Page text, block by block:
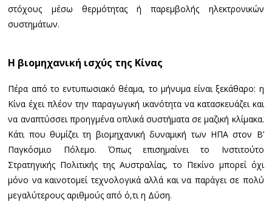
στόχους μέσω θερμότητας ή παρεμβολής ηλεκτρονικών
συστημάτων.
Η βιομηχανική ισχύς της Κίνας
Πέρα από το εντυπωσιακό θέαμα, το μήνυμα είναι ξεκάθαρο: η
Κίνα έχει πλέον την παραγωγική ικανότητα να κατασκευάζει και
να αναπτύσσει προηγμένα οπλικά συστήματα σε μαζική κλίμακα.
Κάτι που θυμίζει τη βιομηχανική δυναμική των ΗΠΑ στον Β’
Παγκόσμιο Πόλεμο. Όπως επισημαίνει το Ινστιτούτο
Στρατηγικής Πολιτικής της Αυστραλίας, το Πεκίνο μπορεί όχι
μόνο να καινοτομεί τεχνολογικά αλλά και να παράγει σε πολύ
μεγαλύτερους αριθμούς από ό,τι η Δύση.